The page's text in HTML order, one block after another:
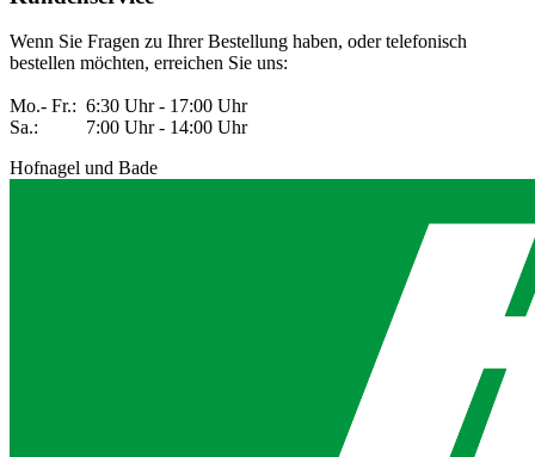
Wenn Sie Fragen zu Ihrer Bestellung haben, oder telefonisch
bestellen möchten, erreichen Sie uns:
Mo.- Fr.: 6:30 Uhr - 17:00 Uhr
Sa.: 7:00 Uhr - 14:00 Uhr
Hofnagel und Bade